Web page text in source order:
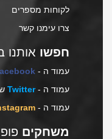
לקוחות מספרים
צרו עימנו קשר
חפשו
עמוד ה -
עמוד ה -Twitter
עמוד ה -
משחקים